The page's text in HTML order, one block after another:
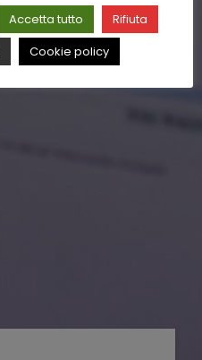
Accetta tutto
Rifiuta
Cookie policy